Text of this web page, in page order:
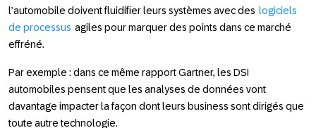
l’automobile doivent fluidifier leurs systèmes avec des logiciels
de processus agiles pour marquer des points dans ce marché
effréné.
Par exemple :dans ce même rapport Gartner, les DSI
automobiles pensent que les analyses de données vont
davantage impacter la façon dont leurs business sont dirigés que
toute autre technologie.